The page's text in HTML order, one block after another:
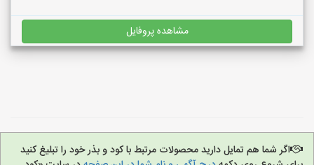
مشاهده پروفایل
اگر شما هم تمایل دارید محصولات مرتبط با کود و بذر خود را تبلیغ کنید